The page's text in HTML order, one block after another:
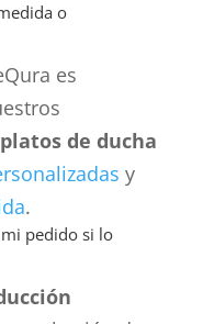
o
es
platos de ducha
y
.
pedido si lo